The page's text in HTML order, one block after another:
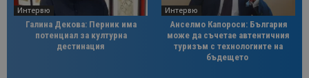
Интервю
Галина Декова: Перник има
потенциал за културна
дестинация
Интервю
Анселмо Капороси: България
може да съчетае автентичния
туризъм с технологиите на
бъдещето